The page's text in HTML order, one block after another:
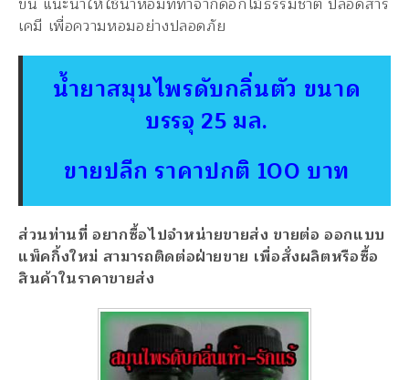
เคมี เพื่อความหอมอย่างปลอดภัย
น้ำยาสมุนไพรดับกลิ่นตัว ขนาด
บรรจุ 25 มล.
ขายปลีก ราคาปกติ 100 บาท
ส่วนท่านที่ อยากซื้อไปจำหน่ายขายส่ง ขายต่อ ออกแบบ
แพ็คกิ้งใหม่ สามารถติดต่อฝ่ายขาย เพื่อสั่งผลิตหรือซื้อ
สินค้าในราคาขายส่ง